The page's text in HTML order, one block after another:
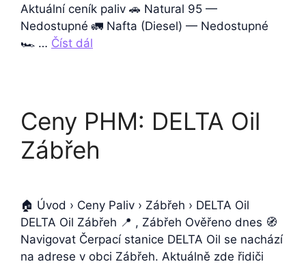
Aktuální ceník paliv 🚗 Natural 95 —
Nedostupné 🚛 Nafta (Diesel) — Nedostupné
🏎️ … Číst dál
Ceny PHM: DELTA Oil
Zábřeh
🏠 Úvod › Ceny Paliv › Zábřeh › DELTA Oil
DELTA Oil Zábřeh 📍 , Zábřeh Ověřeno dnes 🧭
Navigovat Čerpací stanice DELTA Oil se nachází
na adrese v obci Zábřeh. Aktuálně zde řidiči